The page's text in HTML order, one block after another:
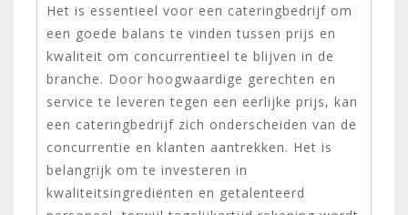
Het is essentieel voor een cateringbedrijf om
een goede balans te vinden tussen prijs en
kwaliteit om concurrentieel te blijven in de
branche. Door hoogwaardige gerechten en
service te leveren tegen een eerlijke prijs, kan
een cateringbedrijf zich onderscheiden van de
concurrentie en klanten aantrekken. Het is
belangrijk om te investeren in
kwaliteitsingrediënten en getalenteerd